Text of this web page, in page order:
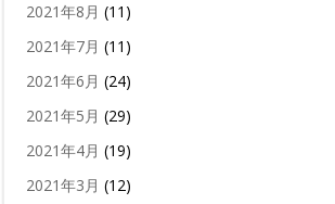
2021年8月 (11)
2021年7月 (11)
2021年6月 (24)
2021年5月 (29)
2021年4月 (19)
2021年3月 (12)